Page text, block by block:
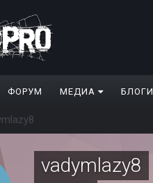
ФОРУМ МЕДИА БЛОГИ
vadymlazy8